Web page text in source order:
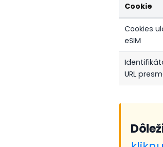
Cookie
Cookies
eSIM
URL